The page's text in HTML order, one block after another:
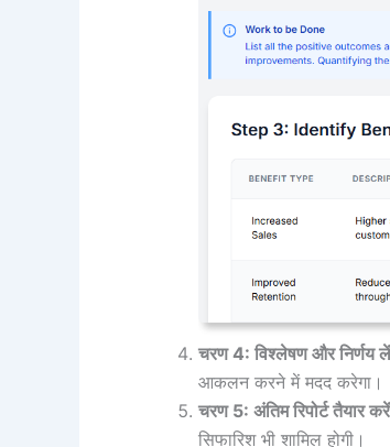
चरण 4: विश्लेषण और निर्णय
आकलन करने में मदद करेगा।
चरण 5: अंतिम रिपोर्ट तैयार
सिफारिश भी शामिल होगी।